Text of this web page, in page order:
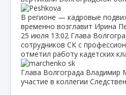
В регионе — кадровые
временно возглавит Ирина
25 июля 13:02 Глава
сотрудников СК с
отметил работу кадетских
Глава Волгограда Владимир
участие в коллегии